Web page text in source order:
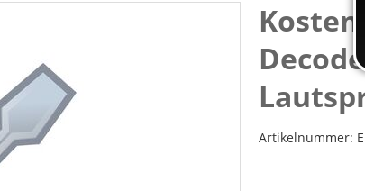
Artikelnummer: